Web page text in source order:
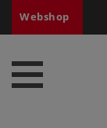
Webshop